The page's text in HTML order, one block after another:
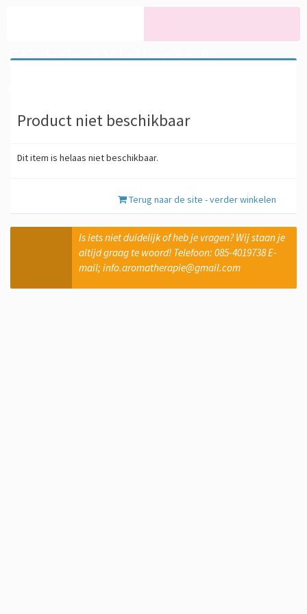
Stichting Wellness &
Product niet beschikbaar
Dit item is helaas niet beschikbaar.
Terug naar de site - verder winkelen
Is iets niet duidelijk of heb je vragen? Wij staan je
altijd graag te woord! Telefoon: 085-4019738 E-
mail; info.aromatherapie@gmail.com